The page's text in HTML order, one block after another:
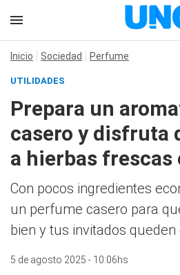
Inicio Sociedad Perfume
UTILIDADES
Prepara un
casero y disfruta
a hierbas frescas
Con pocos ingredientes
un perfume casero para
bien y tus invitados
5 de agosto 2025 - 10:06hs